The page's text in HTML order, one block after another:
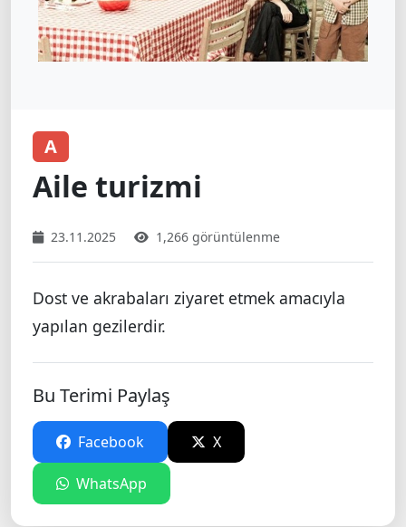
A
Aile turizmi
23.11.2025 1,266 görüntülenme
Dost ve akrabaları ziyaret etmek amacıyla
yapılan gezilerdir.
Bu Terimi Paylaş
Facebook X
WhatsApp